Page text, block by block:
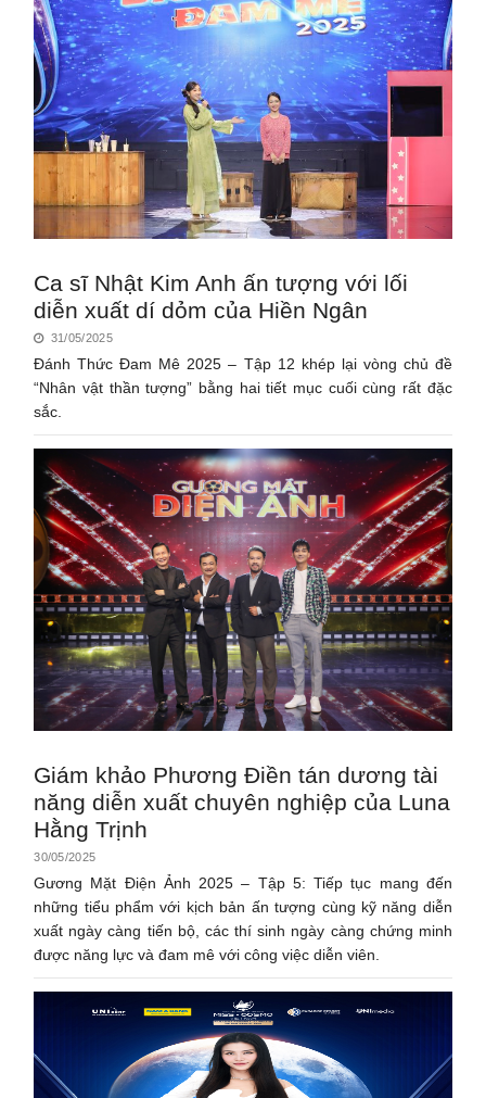
Ca sĩ Nhật Kim Anh ấn tượng với lối
diễn xuất dí dỏm của Hiền Ngân
31/05/2025
Đánh Thức Đam Mê 2025 – Tập 12 khép lại vòng chủ đề
“Nhân vật thần tượng” bằng hai tiết mục cuối cùng rất đặc
sắc.
Giám khảo Phương Điền tán dương tài
năng diễn xuất chuyên nghiệp của Luna
Hằng Trịnh
30/05/2025
Gương Mặt Điện Ảnh 2025 – Tập 5: Tiếp tục mang đến
những tiểu phẩm với kịch bản ấn tượng cùng kỹ năng diễn
xuất ngày càng tiến bộ, các thí sinh ngày càng chứng minh
được năng lực và đam mê với công việc diễn viên.